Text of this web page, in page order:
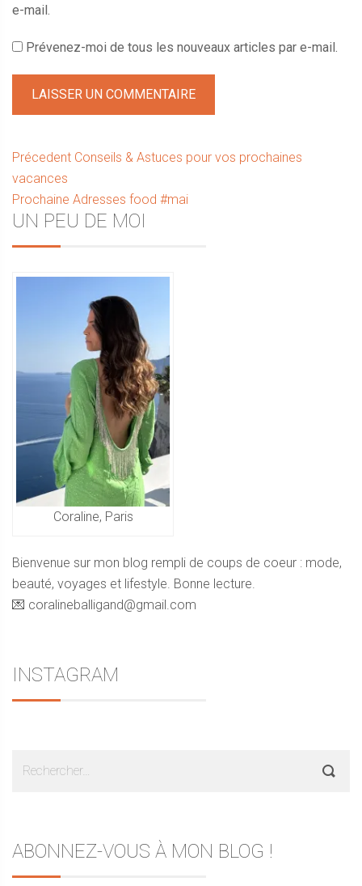
e-mail.
Prévenez-moi de tous les nouveaux articles par e-mail.
Navigation
de
l’article
Précedent Article
Conseils & Astuces pour vos prochaines
vacances
Prochaine Article
suivant :
Adresses food #mai
Sidebar
UN PEU DE MOI
Coraline, Paris
Bienvenue sur mon blog rempli de coups de coeur : mode,
beauté, voyages et lifestyle. Bonne lecture.
💌 coralineballigand@gmail.com
INSTAGRAM
ABONNEZ-VOUS À MON BLOG !